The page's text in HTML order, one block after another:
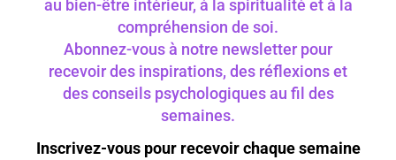
au bien-être intérieur, à la spiritualité et à la
compréhension de soi.
Abonnez-vous à notre newsletter pour
recevoir des inspirations, des réflexions et
des conseils psychologiques au fil des
semaines.
Inscrivez-vous pour recevoir chaque semaine